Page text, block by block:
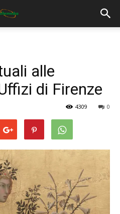
alle
di Firenze
0
4309